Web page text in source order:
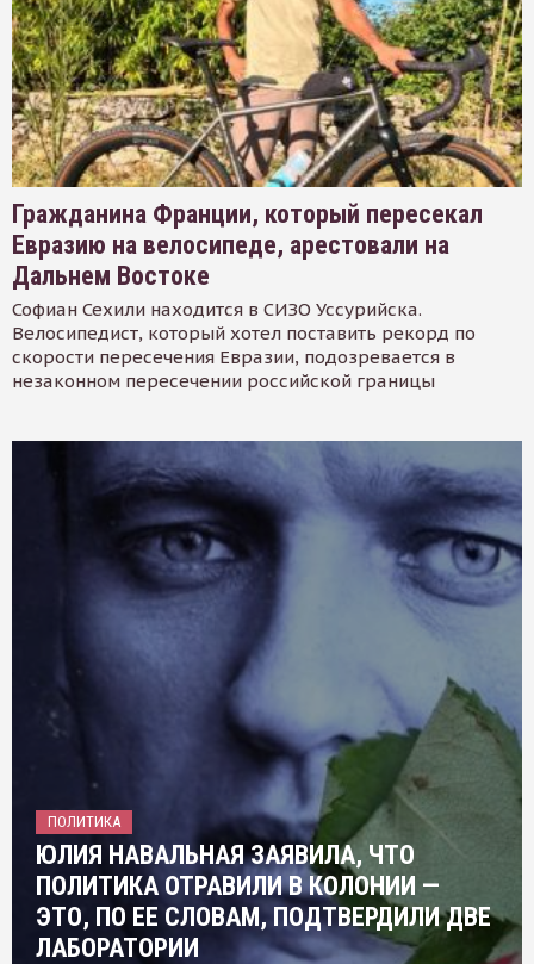
Гражданина Франции, который пересекал
Евразию на велосипеде, арестовали на
Дальнем Востоке
Софиан Сехили находится в СИЗО Уссурийска.
Велосипедист, который хотел поставить рекорд по
скорости пересечения Евразии, подозревается в
незаконном пересечении российской границы
ПОЛИТИКА
ЮЛИЯ НАВАЛЬНАЯ ЗАЯВИЛА, ЧТО
ПОЛИТИКА ОТРАВИЛИ В КОЛОНИИ —
ЭТО, ПО ЕЕ СЛОВАМ, ПОДТВЕРДИЛИ ДВЕ
ЛАБОРАТОРИИ